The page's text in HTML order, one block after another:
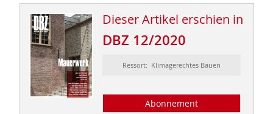
Dieser Artikel erschien in
DBZ 12/2020
Ressort: Klimagerechtes Bauen
Abonnement